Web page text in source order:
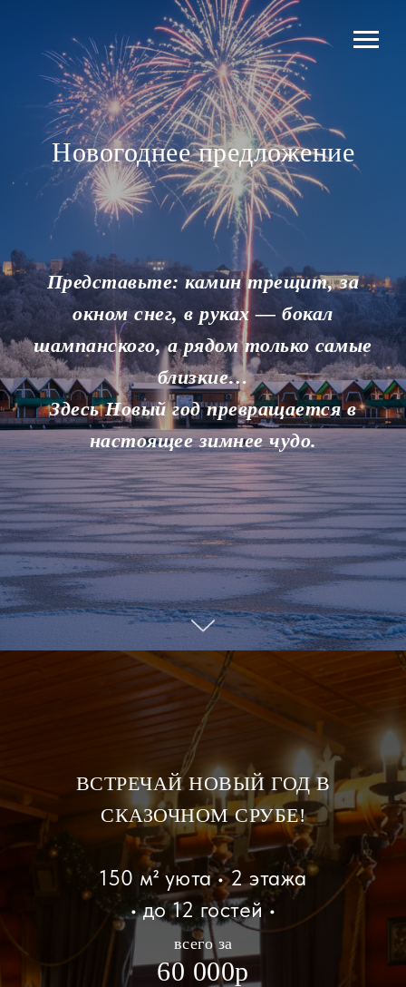
Новогоднее предложение
Представьте: камин трещит, за
окном снег, в руках — бокал
шампанского, а рядом только самые
близкие…
Здесь Новый год превращается в
настоящее зимнее чудо.
ВСТРЕЧАЙ НОВЫЙ ГОД В
СКАЗОЧНОМ СРУБЕ!
150 м² уюта • 2 этажа
• до 12 гостей •
всего за
60 000р